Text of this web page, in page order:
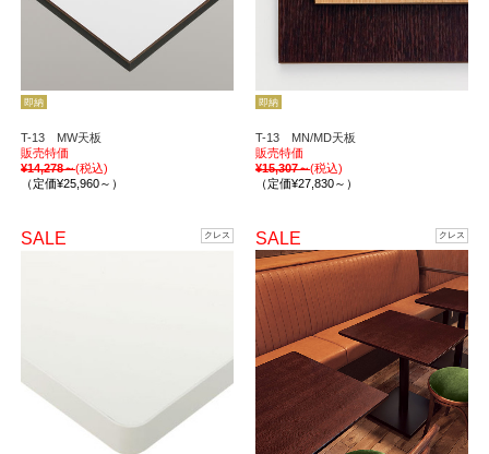
即納
T-13 MW天板
販売特価
¥14,278～(税込)
（定価¥25,960～）
即納
T-13 MN/MD天板
販売特価
¥15,307～(税込)
（定価¥27,830～）
SALE クレス SALE クレス